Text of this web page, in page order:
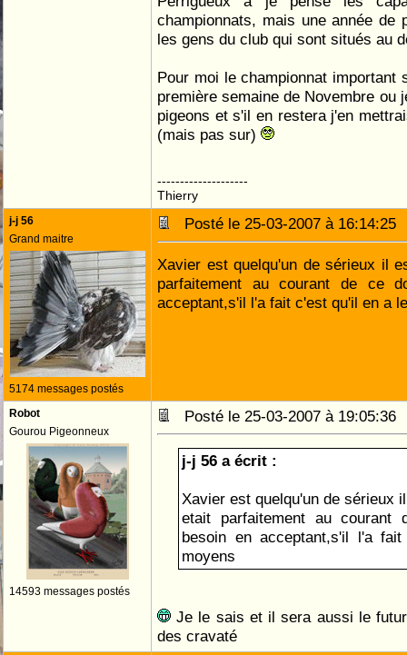
championnats, mais une année de
les gens du club qui sont situés au
Pour moi le championnat important
première semaine de Novembre ou
pigeons et s'il en restera j'en
(mais pas sur)
--------------------
Thierry
j-j 56
Grand maitre
5174 messages postés
Posté le 25-03-2007 à
Xavier est quelqu'un de sérieux il
parfaitement au courant de ce
acceptant,s'il l'a fait c'est qu'il en a
Robot
Gourou Pigeonneux
14593 messages postés
Posté le 25-03-2007 à
j-j 56 a écrit :
Xavier est quelqu'un de sérieux
etait parfaitement au
besoin en acceptant,s'il l'a
moyens
Je le sais et il sera aussi le
des cravaté